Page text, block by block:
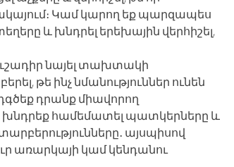
Կամ կարող եք պարզապես
և խնդրել երեխային վերհիշել,
նայել տախտակի
թե ինչ նմանություններ ունեն
դրանք միավորող
համեմատել պատկերները և
այսպիսով
առարկայի կամ կենդանու